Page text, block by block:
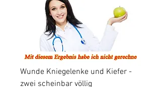
Wunde Kniegelenke und Kiefer -
zwei scheinbar völlig